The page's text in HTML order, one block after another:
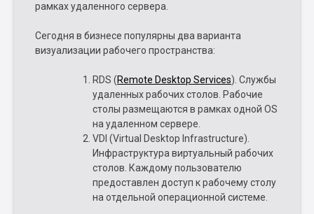
рамках удаленного сервера.
Сегодня в бизнесе популярны два варианта
визуализации рабочего пространства:
RDS (Remote Desktop Services). Службы
удаленных рабочих столов. Рабочие
столы размещаются в рамках одной OS
на удаленном сервере.
VDI (Virtual Desktop Infrastructure).
Инфраструктура виртуальный рабочих
столов. Каждому пользователю
предоставлен доступ к рабочему столу
на отдельной операционной системе.